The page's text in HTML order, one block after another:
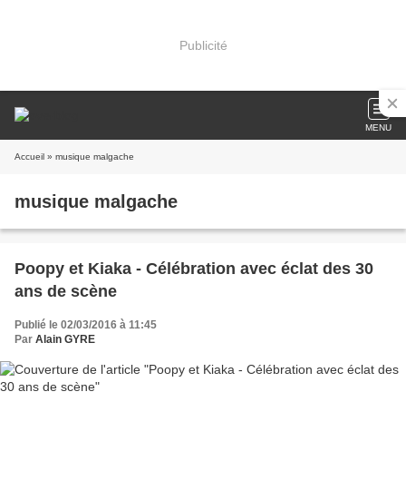
Publicité
MENU
Accueil » musique malgache
musique malgache
Poopy et Kiaka - Célébration avec éclat des 30
ans de scène
Publié le 02/03/2016 à 11:45
Par Alain GYRE